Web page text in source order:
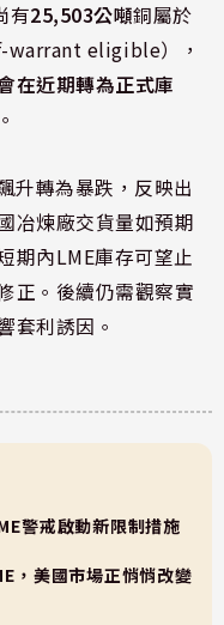
有25,503公噸銅屬於
warrant eligible），
在近期轉為正式庫
升轉為暴跌，反映出
冶煉廠交貨量如預期
期內LME庫存可望止
正。後續仍需觀察實
套利誘因。
警戒啟動新限制措施
，美國市場正悄悄改變